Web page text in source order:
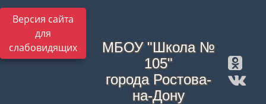
Версия сайта
для
слабовидящих
МБОУ "Школа №
105"
города Ростова-
на-Дону